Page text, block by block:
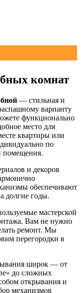
комнат
— стильная и
варианту
функционально
место для
квартиры или
по
помещения.
и декоров
обеспечивают
долгие годы.
мастерской
Вам не нужно
ремонт. Мы
перегородки в
широк — от
до сложных
открывания и
механизмов